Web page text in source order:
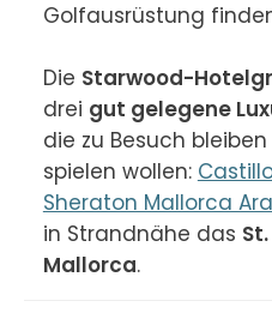
Golfausrüstung
Die Starwood-
drei gut gelegene
die zu Besuch
spielen wollen:
Sheraton Mallorca
in Strandnähe das
Mallorca.